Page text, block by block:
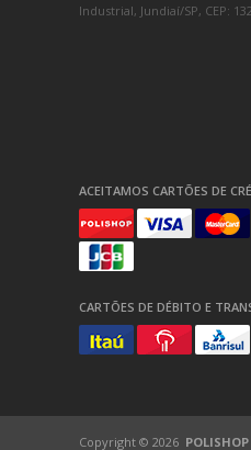
Industrial, Jundiaí/SP, CEP:
ACEITAMOS CARTÕES DE
CARTÕES DE DÉBITO E
Copyright © 2026 POLISHOP